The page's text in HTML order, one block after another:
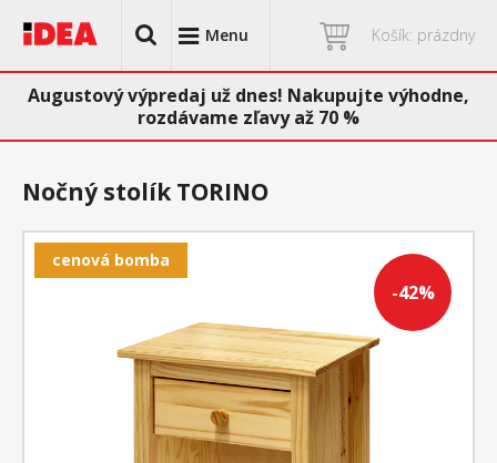
Menu Košík: prázdny
Augustový výpredaj už dnes! Nakupujte výhodne,
rozdávame zľavy až 70 %
-42%
cenová bomba
Nočný stolík TORINO